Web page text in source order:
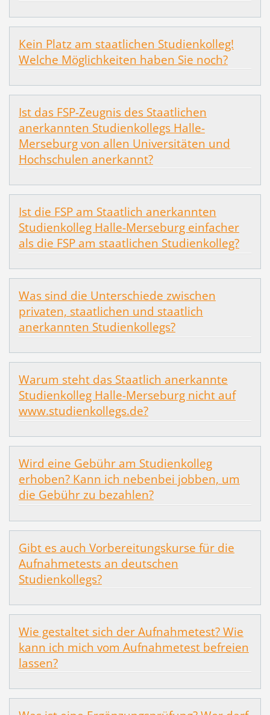
Kein Platz am staatlichen Studienkolleg!
Welche Möglichkeiten haben Sie noch?
Ist das FSP-Zeugnis des Staatlichen
anerkannten Studienkollegs Halle-
Merseburg von allen Universitäten und
Hochschulen anerkannt?
Ist die FSP am Staatlich anerkannten
Studienkolleg Halle-Merseburg einfacher
als die FSP am staatlichen Studienkolleg?
Was sind die Unterschiede zwischen
privaten, staatlichen und staatlich
anerkannten Studienkollegs?
Warum steht das Staatlich anerkannte
Studienkolleg Halle-Merseburg nicht auf
www.studienkollegs.de?
Wird eine Gebühr am Studienkolleg
erhoben? Kann ich nebenbei jobben, um
die Gebühr zu bezahlen?
Gibt es auch Vorbereitungskurse für die
Aufnahmetests an deutschen
Studienkollegs?
Wie gestaltet sich der Aufnahmetest? Wie
kann ich mich vom Aufnahmetest befreien
lassen?